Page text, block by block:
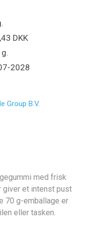
DKK
2028
Group B.V.
med frisk
giver et intenst pust
70 g-emballage er
eller tasken.